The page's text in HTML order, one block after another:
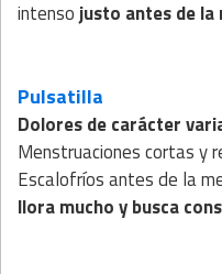
intensojusto antes de
Pulsatilla
Dolores de carácter
Menstruaciones cortas y
Escalofríos antes de la
llora mucho y busca